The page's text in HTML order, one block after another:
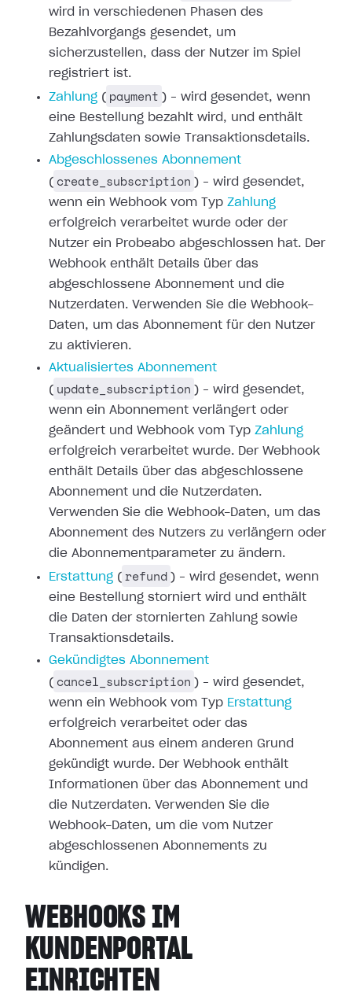
wird in verschiedenen Phasen des
Bezahlvorgangs gesendet, um
sicherzustellen, dass der Nutzer im Spiel
registriert ist.
Zahlung ( payment ) – wird gesendet, wenn
eine Bestellung bezahlt wird, und enthält
Zahlungsdaten sowie
Transaktionsdetails.
Abgeschlossenes Abonnement
( create_subscription ) – wird gesendet,
wenn ein Webhook vom
Typ Zahlung
erfolgreich verarbeitet wurde oder der
Nutzer ein Probeabo abgeschlossen hat. Der
Webhook enthält Details über das
abgeschlossene Abonnement und die
Nutzerdaten. Verwenden Sie die Webhook-
Daten, um das Abonnement für den Nutzer
zu aktivieren.
Aktualisiertes Abonnement
( update_subscription ) – wird gesendet,
wenn ein Abonnement verlängert oder
geändert und Webhook vom Typ Zahlung
erfolgreich verarbeitet wurde. Der Webhook
enthält Details über das abgeschlossene
Abonnement und die Nutzerdaten.
Verwenden Sie die Webhook-Daten, um das
Abonnement des Nutzers zu verlängern oder
die Abonnementparameter zu ändern.
Erstattung ( refund ) – wird gesendet, wenn
eine Bestellung storniert wird und enthält
die Daten der stornierten Zahlung sowie
Transaktionsdetails.
Gekündigtes Abonnement
( cancel_subscription ) – wird gesendet,
wenn ein Webhook vom Typ Erstattung
erfolgreich verarbeitet oder das
Abonnement aus einem anderen Grund
gekündigt wurde. Der Webhook enthält
Informationen über das Abonnement und
die Nutzerdaten. Verwenden Sie die
Webhook-Daten, um die vom Nutzer
abgeschlossenen Abonnements zu
kündigen.
WEBHOOKS IM
KUNDENPORTAL
EINRICHTEN